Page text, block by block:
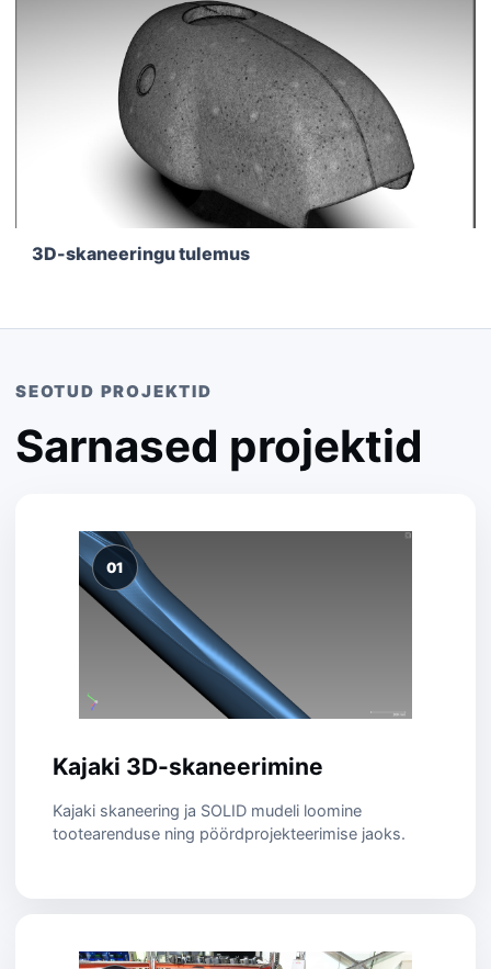
3D-skaneeringu tulemus
SEOTUD PROJEKTID
Sarnased projektid
01
Kajaki 3D-skaneerimine
Kajaki skaneering ja SOLID mudeli loomine
tootearenduse ning pöördprojekteerimise jaoks.